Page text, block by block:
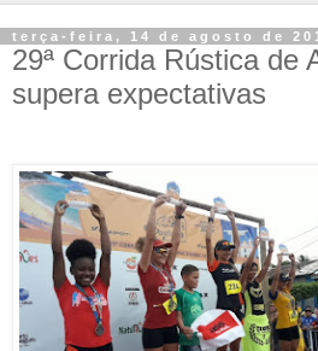
terça-feira, 14 de agosto de
29ª Corrida Rústica de
supera expectativas